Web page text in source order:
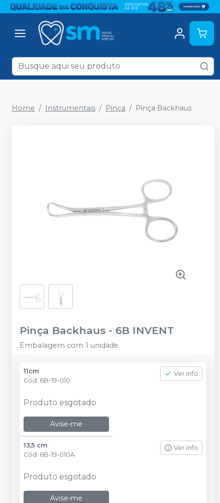
Home Instrumentais Pinça Pinça Backhaus
Pinça Backhaus - 6B INVENT
Embalagem com 1 unidade.
11cm
Cód. 6B-19-010
Ver info
Produto esgotado
Avise-me
13,5 cm
Cód. 6B-19-010A
Ver info
Produto esgotado
Avise-me